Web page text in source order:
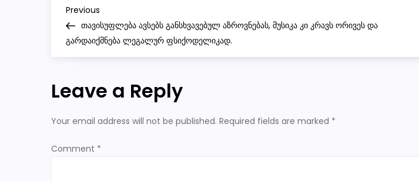
P
o
t
n
a
Previous
Post
Previous
თავისუფლება ავსებს განსხვავებულ აზროვნებას, მუსიკა კი კრავს ორივეს და
გარდაიქმნება ლეგალურ ფსიქოდელიკად.
Leave a Reply
Your email address will not be published. Required fields are marked *
Comment *